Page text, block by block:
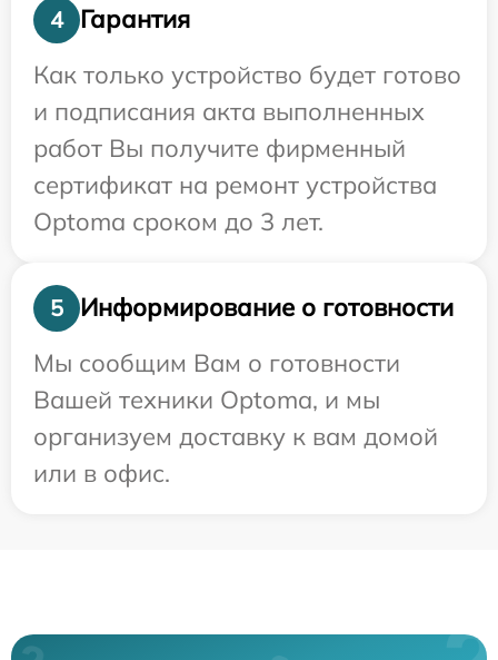
4
Гарантия
Как только устройство будет готово
и подписания акта выполненных
работ Вы получите фирменный
сертификат на ремонт устройства
Optoma сроком до 3 лет.
5
Информирование о готовности
Мы сообщим Вам о готовности
Вашей техники Optoma, и мы
организуем доставку к вам домой
или в офис.